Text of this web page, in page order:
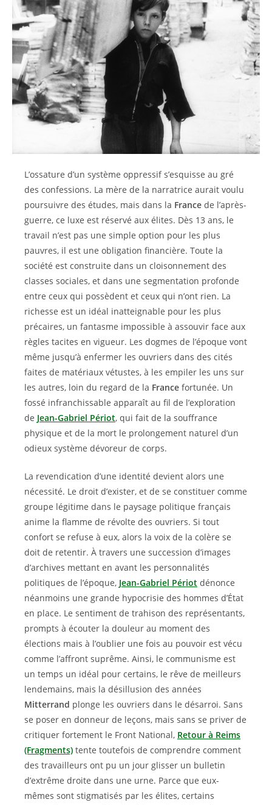
L’ossature d’un système oppressif s’esquisse au gré
des confessions. La mère de la narratrice aurait voulu
poursuivre des études, mais dans la France de l’après-
guerre, ce luxe est réservé aux élites. Dès 13 ans, le
travail n’est pas une simple option pour les plus
pauvres, il est une obligation financière. Toute la
société est construite dans un cloisonnement des
classes sociales, et dans une segmentation profonde
entre ceux qui possèdent et ceux qui n’ont rien. La
richesse est un idéal inatteignable pour les plus
précaires, un fantasme impossible à assouvir face aux
règles tacites en vigueur. Les dogmes de l’époque vont
même jusqu’à enfermer les ouvriers dans des cités
faites de matériaux vétustes, à les empiler les uns sur
les autres, loin du regard de la France fortunée. Un
fossé infranchissable apparaît au fil de l’exploration
de Jean-Gabriel Périot, qui fait de la souffrance
physique et de la mort le prolongement naturel d’un
odieux système dévoreur de corps.
La revendication d’une identité devient alors une
nécessité. Le droit d’exister, et de se constituer comme
groupe légitime dans le paysage politique français
anime la flamme de révolte des ouvriers. Si tout
confort se refuse à eux, alors la voix de la colère se
doit de retentir. À travers une succession d’images
d’archives mettant en avant les personnalités
politiques de l’époque, Jean-Gabriel Périot dénonce
néanmoins une grande hypocrisie des hommes d’État
en place. Le sentiment de trahison des représentants,
prompts à écouter la douleur au moment des
élections mais à l’oublier une fois au pouvoir est vécu
comme l’affront suprême. Ainsi, le communisme est
un temps un idéal pour certains, le rêve de meilleurs
lendemains, mais la désillusion des années
Mitterrand plonge les ouvriers dans le désarroi. Sans
se poser en donneur de leçons, mais sans se priver de
critiquer fortement le Front National, Retour à Reims
(Fragments) tente toutefois de comprendre comment
des travailleurs ont pu un jour glisser un bulletin
d’extrême droite dans une urne. Parce que eux-
mêmes sont stigmatisés par les élites, certains